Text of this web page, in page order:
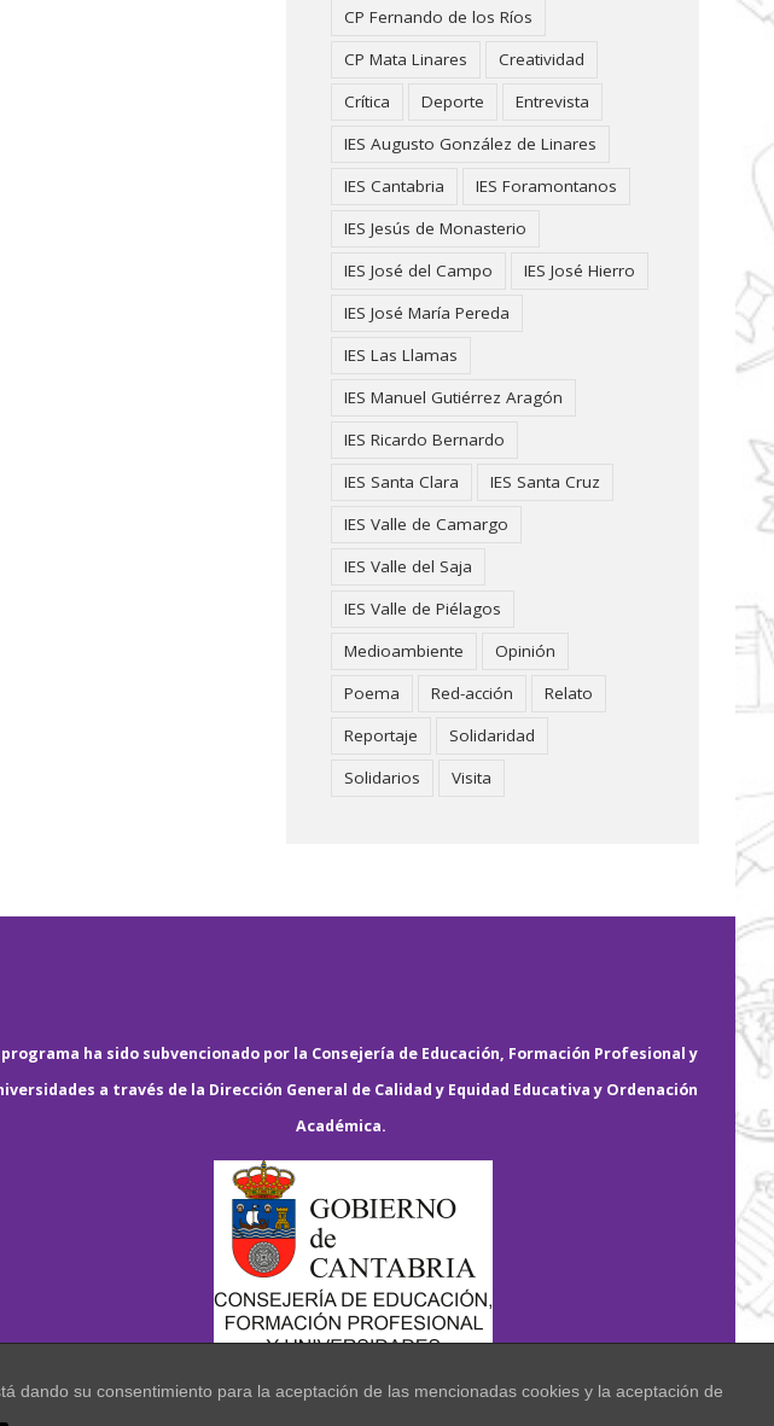
CP Fernando de los Ríos
CP Mata Linares
Creatividad
Crítica
Deporte
Entrevista
IES Augusto González de Linares
IES Cantabria
IES Foramontanos
IES Jesús de Monasterio
IES José del Campo
IES José Hierro
IES José María Pereda
IES Las Llamas
IES Manuel Gutiérrez Aragón
IES Ricardo Bernardo
IES Santa Clara
IES Santa Cruz
IES Valle de Camargo
IES Valle del Saja
IES Valle de Piélagos
Medioambiente
Opinión
Poema
Red-acción
Relato
Reportaje
Solidaridad
Solidarios
Visita
programa ha sido subvencionado por la Consejería de Educación, Formación Profesional y
a través de la Dirección General de Calidad y Equidad Educativa y Ordenación
Académica.
dando su consentimiento para la aceptación de las mencionadas cookies y la aceptación de